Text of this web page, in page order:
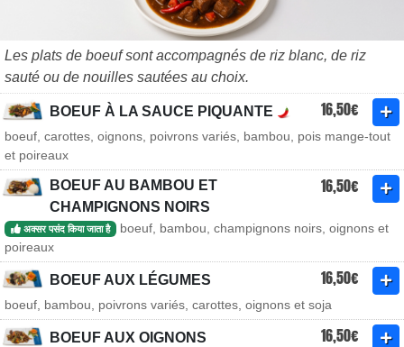
Les plats de boeuf sont accompagnés de riz blanc, de riz
sauté ou de nouilles sautées au choix.
BOEUF À LA SAUCE PIQUANTE 16,50€
boeuf, carottes, oignons, poivrons variés, bambou, pois mange-tout
et poireaux
BOEUF AU BAMBOU ET
CHAMPIGNONS NOIRS
16,50€
अक्सर पसंद किया जाता है
boeuf, bambou, champignons noirs, oignons et
poireaux
BOEUF AUX LÉGUMES 16,50€
boeuf, bambou, poivrons variés, carottes, oignons et soja
BOEUF AUX OIGNONS 16,50€